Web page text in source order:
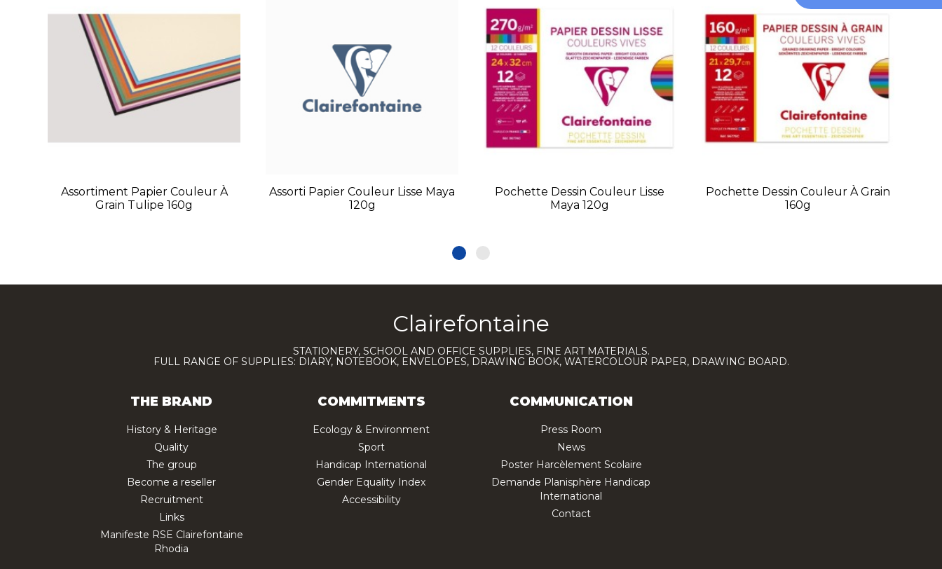
Assortiment Papier Couleur À
Grain Tulipe 160g
Assorti Papier Couleur Lisse Maya
120g
Pochette Dessin Couleur Lisse
Maya 120g
Pochette Dessin Couleur À Grain
160g
Clairefontaine
STATIONERY, SCHOOL AND OFFICE SUPPLIES, FINE ART MATERIALS.
FULL RANGE OF SUPPLIES: DIARY, NOTEBOOK, ENVELOPES, DRAWING BOOK, WATERCOLOUR PAPER, DRAWING BOARD.
THE BRAND
History & Heritage
Quality
The group
Become a reseller
Recruitment
Links
Manifeste RSE Clairefontaine
Rhodia
COMMITMENTS
Ecology & Environment
Sport
Handicap International
Gender Equality Index
Accessibility
COMMUNICATION
Press Room
News
Poster Harcèlement Scolaire
Demande Planisphère Handicap
International
Contact